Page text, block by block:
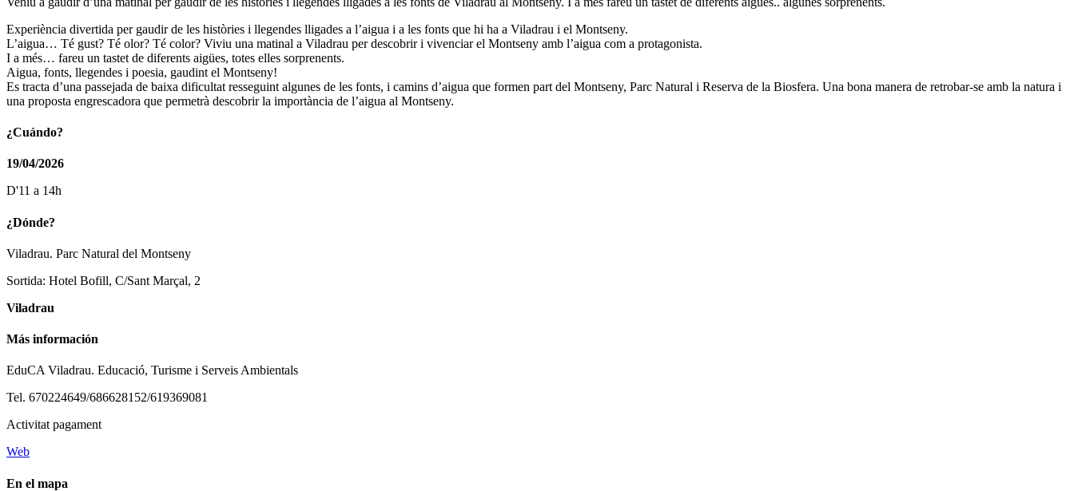
Experiència divertida per gaudir de les històries i llegendes lligades a l’aigua i a les fonts que hi ha a Viladrau i el Montseny.
L’aigua… Té gust? Té olor? Té color? Viviu una matinal a Viladrau per descobrir i vivenciar el Montseny amb l’aigua com a protagonista.
I a més… fareu un tastet de diferents aigües, totes elles sorprenents.
Aigua, fonts, llegendes i poesia, gaudint el Montseny!
Es tracta d’una passejada de baixa dificultat resseguint algunes de les fonts, i camins d’aigua que formen part del Montseny, Parc Natural i Reserva de la Biosfera. Una bona manera de retrobar-se amb la natura i
una proposta engrescadora que permetrà descobrir la importància de l’aigua al Montseny.
¿Cuándo?
19/04/2026
D'11 a 14h
¿Dónde?
Viladrau. Parc Natural del Montseny
Sortida: Hotel Bofill, C/Sant Marçal, 2
Viladrau
Más información
EduCA Viladrau. Educació, Turisme i Serveis Ambientals
Tel. 670224649/686628152/619369081
Activitat pagament
Web
En el mapa